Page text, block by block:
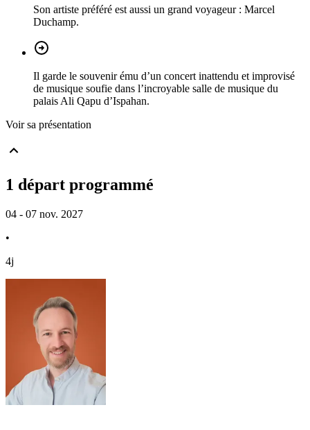
Son artiste préféré est aussi un grand voyageur : Marcel
Duchamp.
Il garde le souvenir ému d’un concert inattendu et improvisé
de musique soufie dans l’incroyable salle de musique du
palais Ali Qapu d’Ispahan.
Voir sa présentation
1 départ programmé
04 - 07 nov. 2027
•
4j